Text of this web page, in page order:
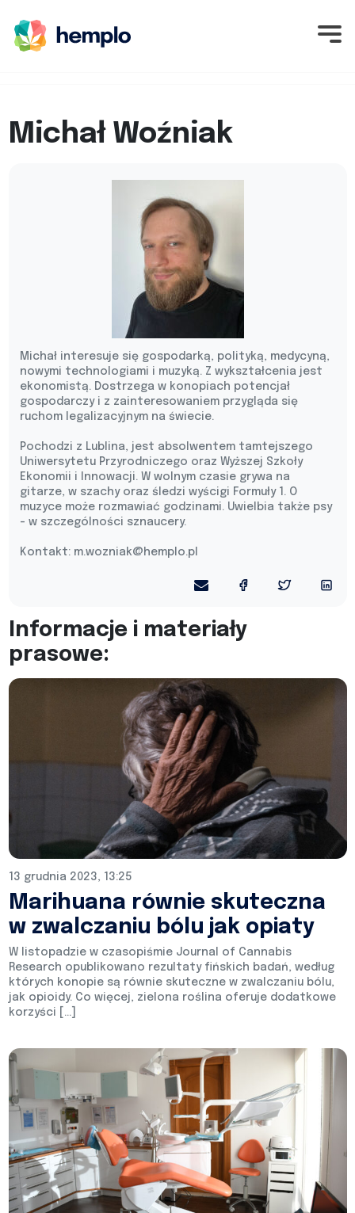
Michał Woźniak
Michał interesuje się gospodarką, polityką, medycyną,
nowymi technologiami i muzyką. Z wykształcenia jest
ekonomistą. Dostrzega w konopiach potencjał
gospodarczy i z zainteresowaniem przygląda się
ruchom legalizacyjnym na świecie.
Pochodzi z Lublina, jest absolwentem tamtejszego
Uniwersytetu Przyrodniczego oraz Wyższej Szkoły
Ekonomii i Innowacji. W wolnym czasie grywa na
gitarze, w szachy oraz śledzi wyścigi Formuły 1. O
muzyce może rozmawiać godzinami. Uwielbia także psy
- w szczególności sznaucery.
Kontakt: m.wozniak@hemplo.pl
Informacje i materiały
prasowe:
13 grudnia 2023, 13:25
Marihuana równie skuteczna
w zwalczaniu bólu jak opiaty
W listopadzie w czasopiśmie Journal of Cannabis
Research opublikowano rezultaty fińskich badań, według
których konopie są równie skuteczne w zwalczaniu bólu,
jak opioidy. Co więcej, zielona roślina oferuje dodatkowe
korzyści […]